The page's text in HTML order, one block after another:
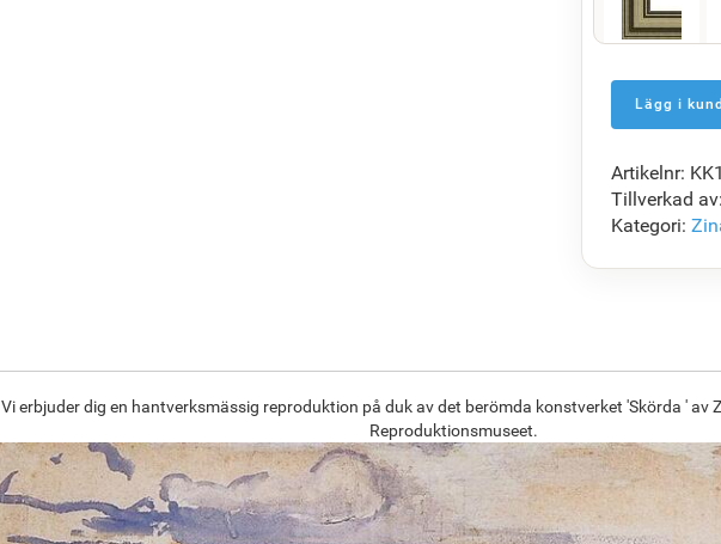
F5429-258
1 416.48kr
Artikelnr:
Tillverkad av:
Kategori:
Vi erbjuder dig en hantverksmässig reproduktion på duk av det berömda konstverket 'Skörda ' av
Reproduktionsmuseet.